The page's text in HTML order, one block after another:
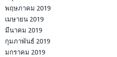
พฤษภาคม 2019
เมษายน 2019
มีนาคม 2019
กุมภาพันธ์ 2019
มกราคม 2019